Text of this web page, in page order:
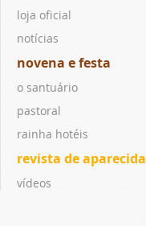
loja oficial
notícias
novena e festa
o santuário
pastoral
rainha hotéis
revista de aparecida
vídeos